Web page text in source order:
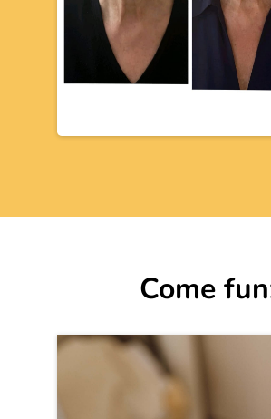
Come